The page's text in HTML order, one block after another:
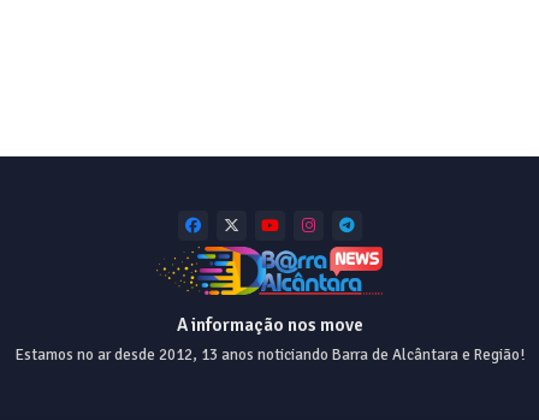
A informação nos move
Estamos no ar desde 2012, 13 anos noticiando Barra de Alcântara e Região!